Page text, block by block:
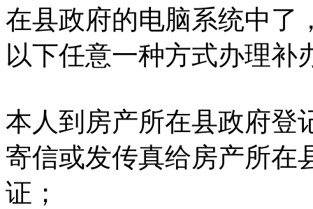
在县政府的电脑系统中了
以下任意一种方式办理补
本人到房产所在县政府登
寄信或发传真给房产所在
证；